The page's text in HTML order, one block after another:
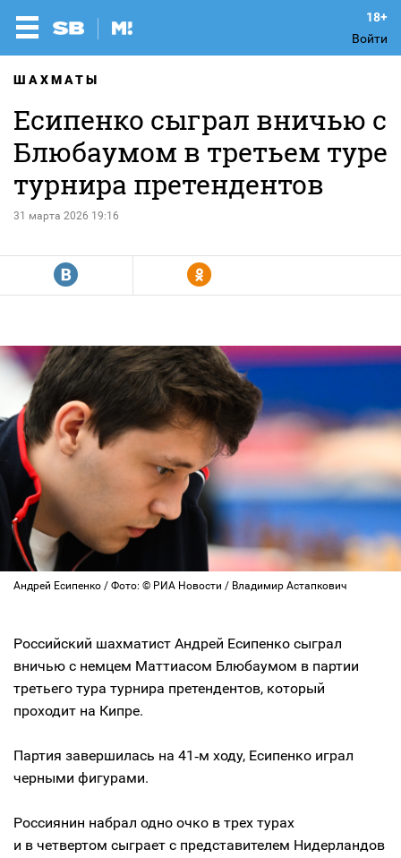
Войти
ШАХМАТЫ
Есипенко сыграл вничью с
Блюбаумом в третьем туре
турнира претендентов
31 марта 2026 19:16
R Y
Андрей Есипенко / Фото: © РИА Новости / Владимир Астапкович
Российский шахматист Андрей Есипенко сыграл
вничью с немцем Маттиасом Блюбаумом в партии
третьего тура турнира претендентов, который
проходит на Кипре.
Партия завершилась на 41‑м ходу, Есипенко играл
черными фигурами.
Россиянин набрал одно очко в трех турах
и в четвертом сыграет с представителем Нидерландов